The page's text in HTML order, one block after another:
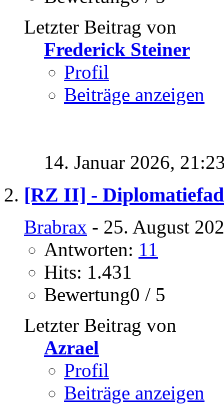
Letzter Beitrag von
Frederick Steiner
Profil
Beiträge anzeigen
14. Januar 2026,
[RZ II] -
Brabrax - 25. August
Antworten: 11
Hits: 1.431
Bewertung0 / 5
Letzter Beitrag von
Azrael
Profil
Beiträge anzeigen